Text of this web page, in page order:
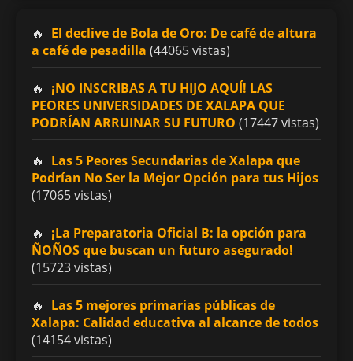
El declive de Bola de Oro: De café de altura
a café de pesadilla (44065 vistas)
¡NO INSCRIBAS A TU HIJO AQUÍ! LAS
PEORES UNIVERSIDADES DE XALAPA QUE
PODRÍAN ARRUINAR SU FUTURO (17447 vistas)
Las 5 Peores Secundarias de Xalapa que
Podrían No Ser la Mejor Opción para tus Hijos
(17065 vistas)
¡La Preparatoria Oficial B: la opción para
ÑOÑOS que buscan un futuro asegurado!
(15723 vistas)
Las 5 mejores primarias públicas de
Xalapa: Calidad educativa al alcance de todos
(14154 vistas)